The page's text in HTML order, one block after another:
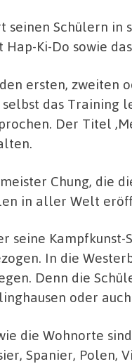
seinen Schülern in
Hap-Ki-Do sowie
ersten,
das Training
Der Titel
Chung, die
in aller Welt
seine
In die
Denn die
oder
die Wohnorte
Spanier, Polen,